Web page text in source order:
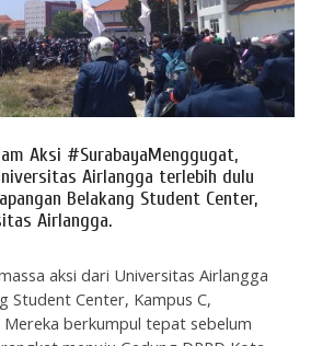
Aksi #SurabayaMenggugat,
Airlangga terlebih dulu
Belakang Student Center,
Airlangga.
aksi dari Universitas Airlangga
Student Center, Kampus C,
Mereka berkumpul tepat sebelum